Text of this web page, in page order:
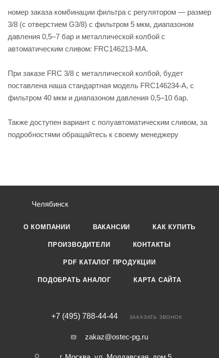
номер заказа комбинации фильтра с регулятором — размер
3/8 (с отверстием G3/8) с фильтром 5 мкм, диапазоном
давления 0,5–7 бар и металлической колбой с
автоматическим сливом: FRC146213-MA.
При заказе FRC 3/8 с металлической колбой, будет
поставлена наша стандартная модель FRC146234-A, с
фильтром 40 мкм и диапазоном давления 0,5–10 бар.
Также доступен вариант с полуавтоматическим сливом, за
подробностями обращайтесь к своему менеджеру
Челябинск
О КОМПАНИИ ВАКАНСИИ КАК КУПИТЬ
ПРОИЗВОДИТЕЛИ КОНТАКТЫ
PDF КАТАЛОГ ПРОДУКЦИИ
ПОДОБРАТЬ АНАЛОГ КАРТА САЙТА
+7 (495) 788-44-44 ЗАКАЗАТЬ ЗВОНОК
zakaz@ostec-pg.ru